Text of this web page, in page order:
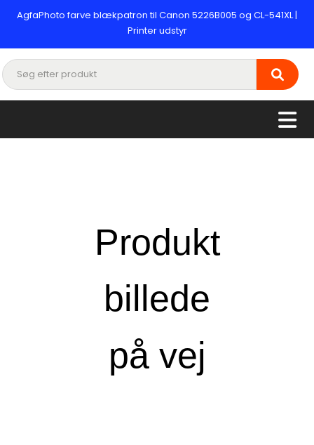
AgfaPhoto farve blækpatron til Canon 5226B005 og CL-541XL |
Printer udstyr